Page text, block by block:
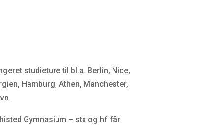
studieture til bl.a. Berlin, Nice,
Hamburg, Athen, Manchester,
Gymnasium – stx og hf får